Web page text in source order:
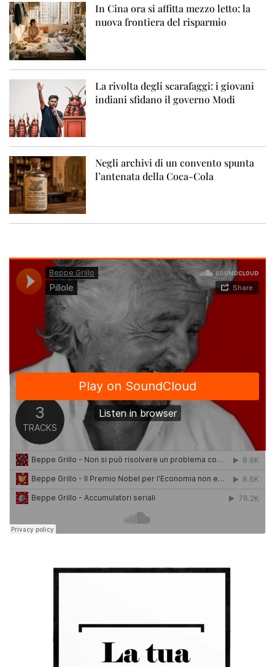
In Cina ora si affitta mezzo letto: la
nuova frontiera del risparmio
La rivolta degli scarafaggi: i giovani
indiani sfidano il governo Modi
Negli archivi di un convento spunta
l’antenata della Coca-Cola